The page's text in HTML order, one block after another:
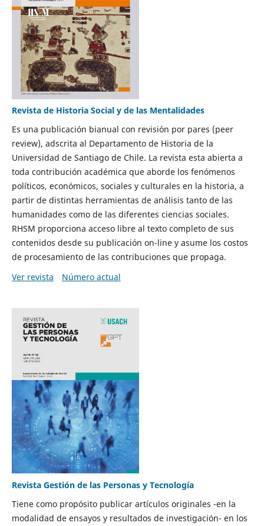
Revista de Historia Social y de las Mentalidades
Es una publicación bianual con revisión por pares (peer
review), adscrita al Departamento de Historia de la
Universidad de Santiago de Chile. La revista esta abierta a
toda contribución académica que aborde los fenómenos
políticos, económicos, sociales y culturales en la historia, a
partir de distintas herramientas de análisis tanto de las
humanidades como de las diferentes ciencias sociales.
RHSM proporciona acceso libre al texto completo de sus
contenidos desde su publicación on-line y asume los costos
de procesamiento de las contribuciones que propaga.
Ver revista
Número actual
Revista Gestión de las Personas y Tecnología
Tiene como propósito publicar artículos originales -en la
modalidad de ensayos y resultados de investigación- en los